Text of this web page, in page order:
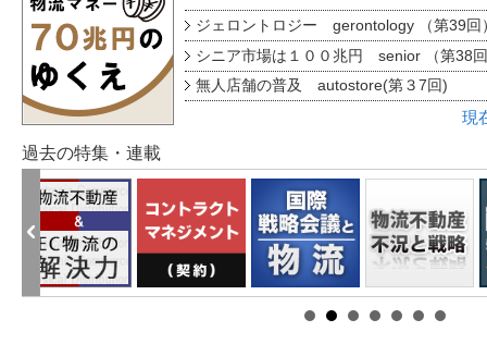
ジェロントロジー gerontology （第39回
シニア市場は１００兆円 senior （第38
無人店舗の普及 autostore(第３7回)
現
過去の特集・連載